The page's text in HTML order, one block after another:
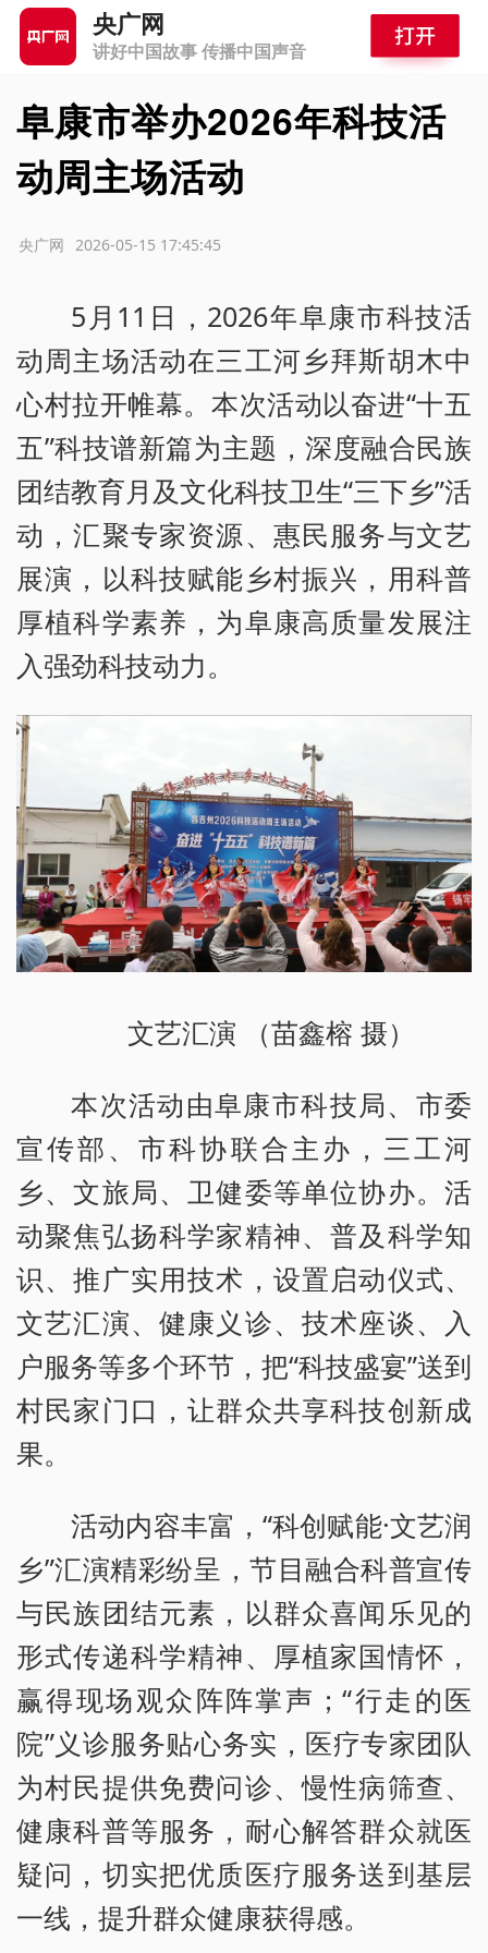
央广网
讲好中国故事 传播中国声音
阜康市举办2026年科技活
动周主场活动
2026-05-15 17:45:45
央广网
5月11日，2026年阜康市科技活
动周主场活动在三工河乡拜斯胡木中
心村拉开帷幕。本次活动以奋进“十五
五”科技谱新篇为主题，深度融合民族
团结教育月及文化科技卫生“三下乡”活
动，汇聚专家资源、惠民服务与文艺
展演，以科技赋能乡村振兴，用科普
厚植科学素养，为阜康高质量发展注
入强劲科技动力。
文艺汇演 （苗鑫榕 摄）
本次活动由阜康市科技局、市委
宣传部、市科协联合主办，三工河
乡、文旅局、卫健委等单位协办。活
动聚焦弘扬科学家精神、普及科学知
识、推广实用技术，设置启动仪式、
文艺汇演、健康义诊、技术座谈、入
户服务等多个环节，把“科技盛宴”送到
村民家门口，让群众共享科技创新成
果。
活动内容丰富，“科创赋能·文艺润
乡”汇演精彩纷呈，节目融合科普宣传
与民族团结元素，以群众喜闻乐见的
形式传递科学精神、厚植家国情怀，
赢得现场观众阵阵掌声；“行走的医
院”义诊服务贴心务实，医疗专家团队
为村民提供免费问诊、慢性病筛查、
健康科普等服务，耐心解答群众就医
疑问，切实把优质医疗服务送到基层
一线，提升群众健康获得感。